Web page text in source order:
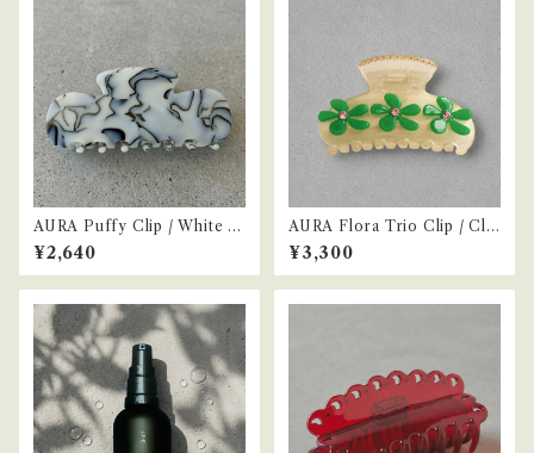
AURA Puffy Clip / White Bl
ack
¥2,640
AURA Flora Trio Clip / Cle
ar Lemon
¥3,300